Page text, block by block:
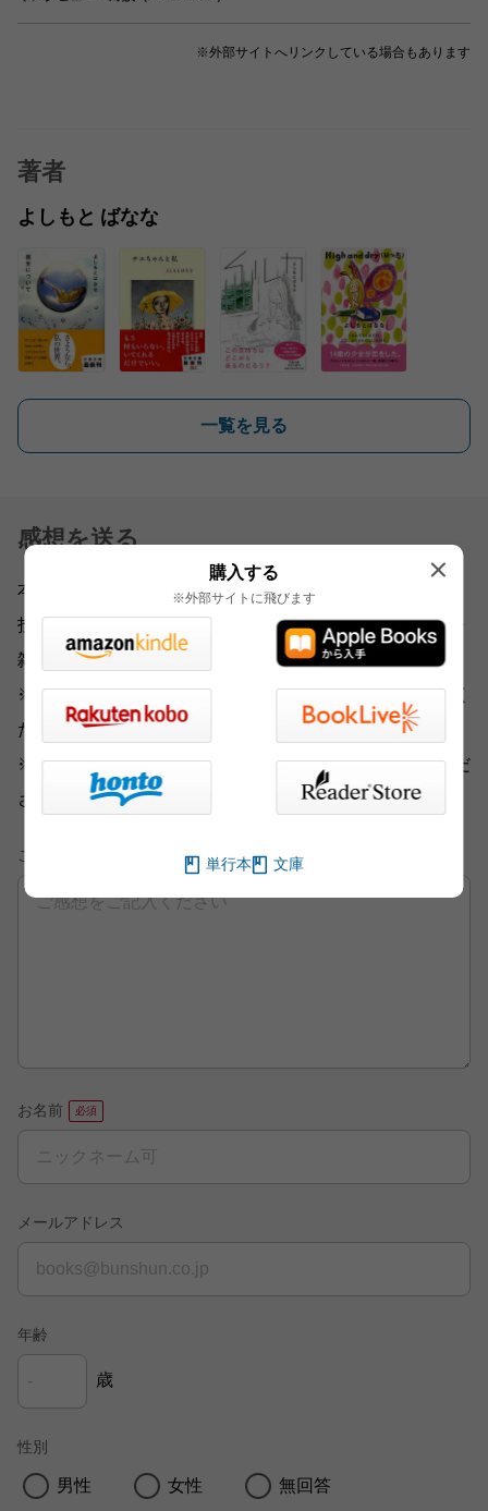
※外部サイトへリンクしている場合もあります
著者
よしもと ばなな
一覧を見る
感想を送る
本書をお読みになったご意見・ご感想をお寄せください。
投稿されたお客様の声は、弊社ウェブサイト、また新聞・
雑誌広告などに掲載させていただく場合がございます。
※いただいた内容へのご返信は致しかねますのでご了承く
ださい。
※ご意見・ご感想以外は、
こちらから各部門にお送りくだ
さい。
ご意見・ご感想
お名前
メールアドレス
年齢
歳
性別
男性 女性 無回答
購入する
※外部サイトに飛びます
単行本 文庫